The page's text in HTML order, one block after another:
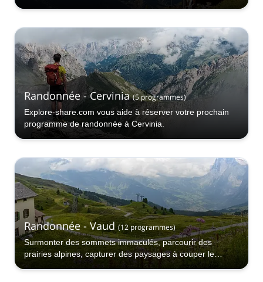
Randonnée - Cervinia (5programmes)
Explore-share.com vous aide à réserver votre prochain
programme de randonnée à Cervinia.
Randonnée - Vaud (12programmes)
Surmonter des sommets immaculés, parcourir des
prairies alpines, capturer des paysages à couper le